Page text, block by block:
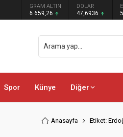
GRAM ALTIN
6.659,26
DOLAR
47,6936
Spor Künye Diğer
Anasayfa Etiket: